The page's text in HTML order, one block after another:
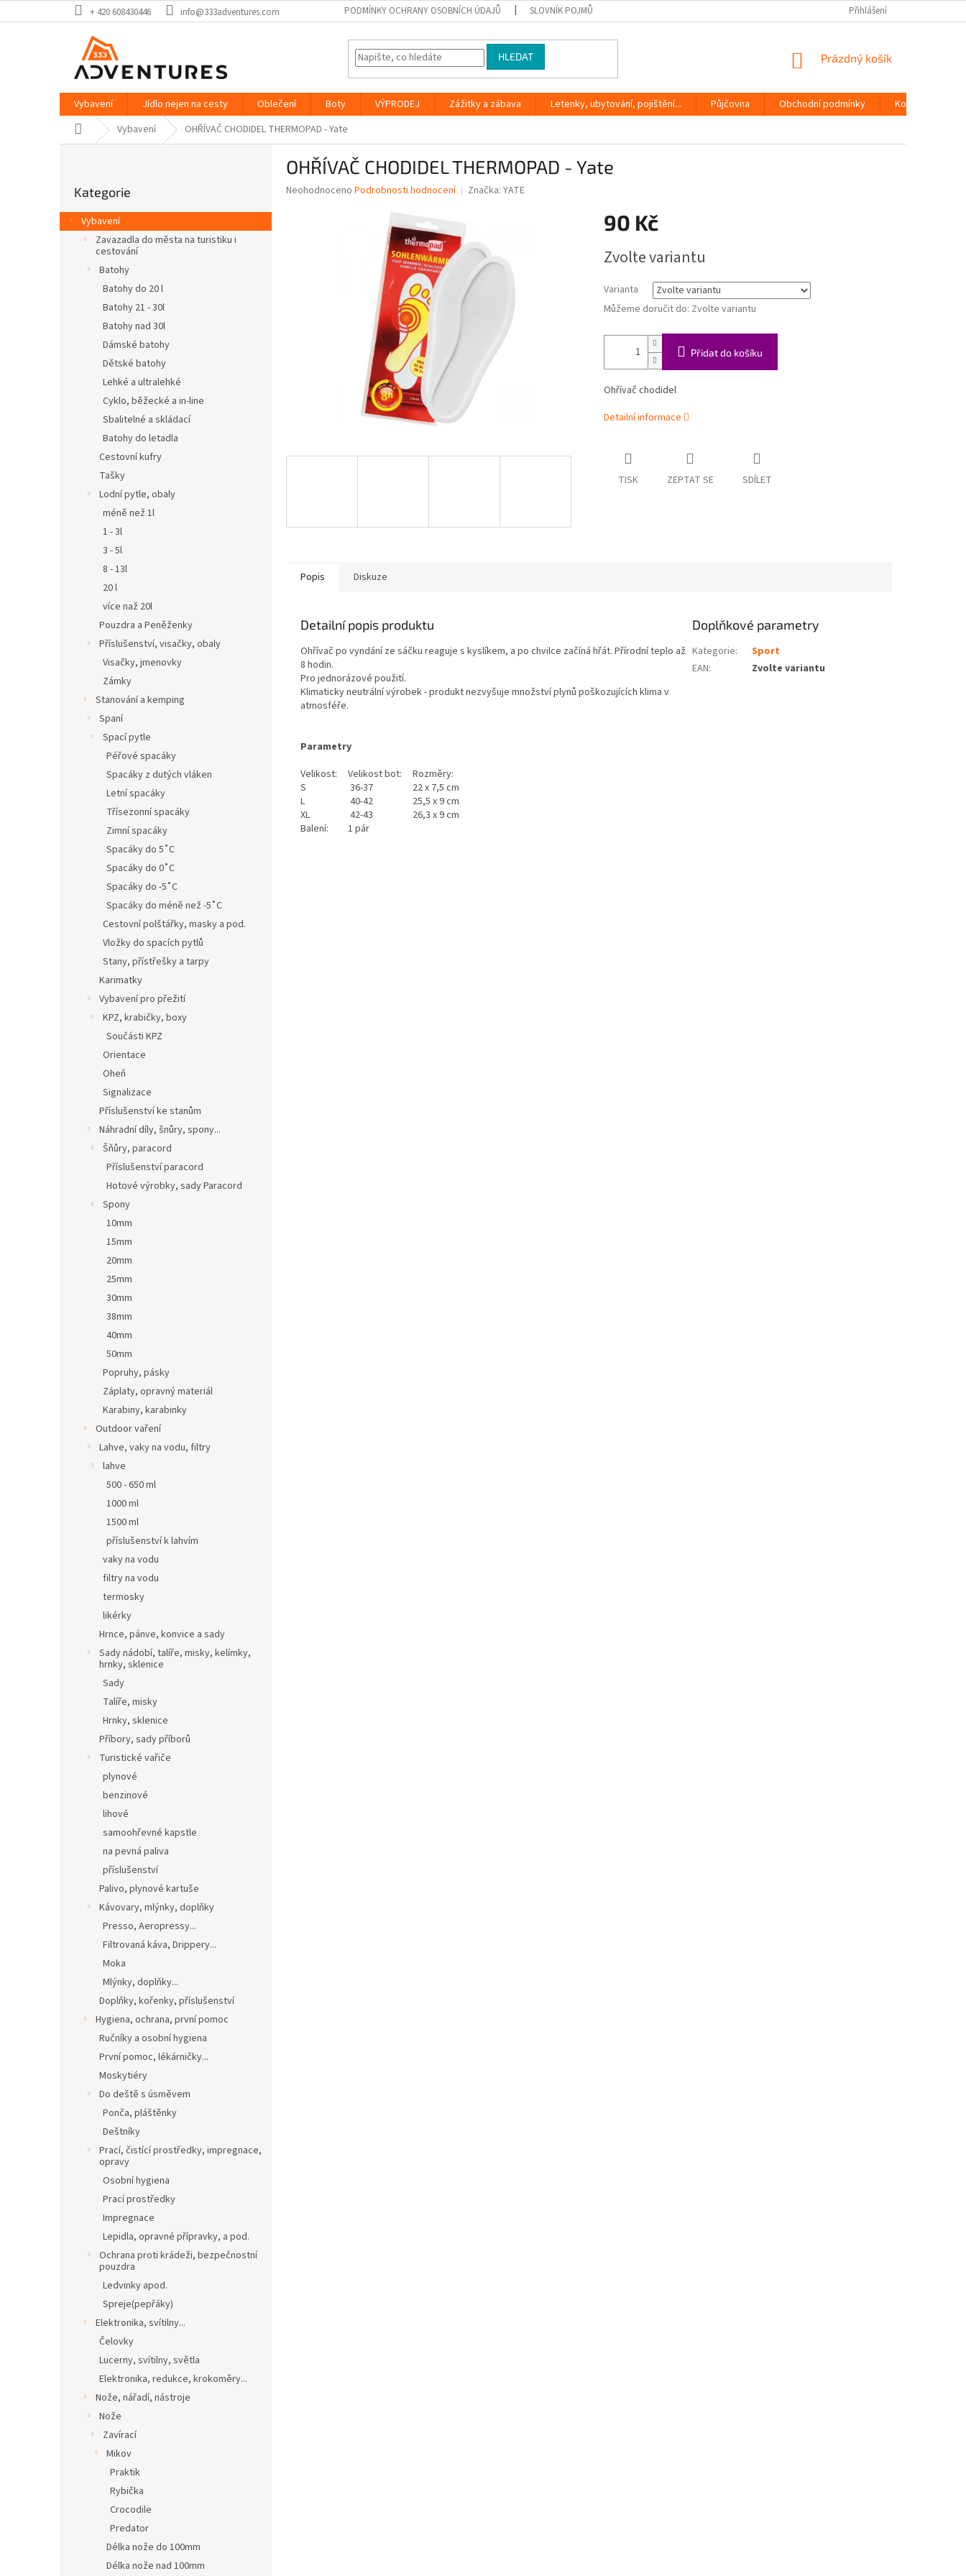
na
+ 420 608430446 info@333adventures.com PODMÍNKY OCHRANY OSOBNÍCH ÚDAJŮ SLOVNÍK POJMŮ Přihlášení
HLEDAT
NÁKUPNÍ
Prázdný košík
Vybavení Jídlo nejen na cesty Oblečení Boty VÝPRODEJ Zážitky a zábava Letenky, ubytování, pojištění... Půjčovna Obchodní podmínky
Kontakty
Domů Vybavení OHŘÍVAČ CHODIDEL THERMOPAD - Yate
r
a
kategorie
Kategorie
Vybavení
Zavazadla do města na turistiku i
cestování
Batohy
Batohy do 20 l
Batohy 21 - 30l
Batohy nad 30l
Dámské batohy
Dětské batohy
Lehké a ultralehké
Cyklo, běžecké a in-line
Sbalitelné a skládací
Batohy do letadla
Cestovní kufry
Tašky
Lodní pytle, obaly
méně než 1l
1 - 3l
3 - 5l
8 - 13l
20 l
více naž 20l
Pouzdra a Peněženky
Příslušenství, visačky, obaly
Visačky, jmenovky
Zámky
Stanování a kemping
Spaní
Spací pytle
Péřové spacáky
Spacáky z dutých vláken
Letní spacáky
Třísezonní spacáky
Zimní spacáky
Spacáky do 5˚C
Spacáky do 0˚C
Spacáky do -5˚C
Spacáky do méně než -5˚C
Cestovní polštářky, masky a pod.
Vložky do spacích pytlů
Stany, přístřešky a tarpy
Karimatky
Vybavení pro přežití
KPZ, krabičky, boxy
Součásti KPZ
Orientace
Oheň
Signalizace
Příslušenství ke stanům
Náhradní díly, šnůry, spony...
Šňůry, paracord
Příslušenství paracord
Hotové výrobky, sady Paracord
Spony
10mm
15mm
20mm
25mm
30mm
38mm
40mm
50mm
Popruhy, pásky
Záplaty, opravný materiál
Karabiny, karabinky
Outdoor vaření
Lahve, vaky na vodu, filtry
lahve
500 - 650 ml
1000 ml
1500 ml
příslušenství k lahvím
vaky na vodu
filtry na vodu
termosky
likérky
Hrnce, pánve, konvice a sady
Sady nádobí, talíře, misky, kelímky,
hrnky, sklenice
Sady
Talíře, misky
Hrnky, sklenice
Příbory, sady příborů
Turistické vařiče
plynové
benzinové
lihové
samoohřevné kapstle
na pevná paliva
příslušenství
Palivo, plynové kartuše
Kávovary, mlýnky, doplňky
Presso, Aeropressy...
Filtrovaná káva, Drippery...
Moka
Mlýnky, doplňky...
Doplňky, kořenky, příslušenství
Hygiena, ochrana, první pomoc
Ručníky a osobní hygiena
První pomoc, lékárničky...
Moskytiéry
Do deště s úsměvem
Ponča, pláštěnky
Deštníky
Prací, čistící prostředky, impregnace,
opravy
Osobní hygiena
Prací prostředky
Impregnace
Lepidla, opravné přípravky, a pod.
Ochrana proti krádeži, bezpečnostní
pouzdra
Ledvinky apod.
Spreje(pepřáky)
Elektronika, svítilny...
Čelovky
Lucerny, svítilny, světla
Elektronika, redukce, krokoměry...
Nože, nářadí, nástroje
Nože
Zavírací
Mikov
Praktik
Rybička
Crocodile
Predator
Délka nože do 100mm
Délka nože nad 100mm
OHŘÍVAČ CHODIDEL THERMOPAD - Yate
Průměrné
Neohodnoceno Podrobnosti hodnocení Značka: YATE
90 Kč
cena:
Zvolte variantu
Varianta
Můžeme doručit do: Zvolte variantu
Přidat do košíku
Ohřívač chodidel
Detailní informace
TISK ZEPTAT SE SDÍLET
Popis Diskuze
Detailní popis produktu
Ohřívač po vyndání ze sáčku reaguje s kyslíkem, a po chvilce začíná hřát. Přírodní teplo až
8 hodin.
Pro jednorázové použití.
Klimaticky neutrální výrobek - produkt nezvyšuje množství plynů poškozujících klima v
atmosféře.
Parametry
Velikost: Velikost bot: Rozměry:
S
36-37
22 x 7,5 cm
L
40-42
25,5 x 9 cm
XL
42-43
26,3 x 9 cm
Balení:
1 pár
Doplňkové parametry
Kategorie:
Sport
EAN: Zvolte variantu